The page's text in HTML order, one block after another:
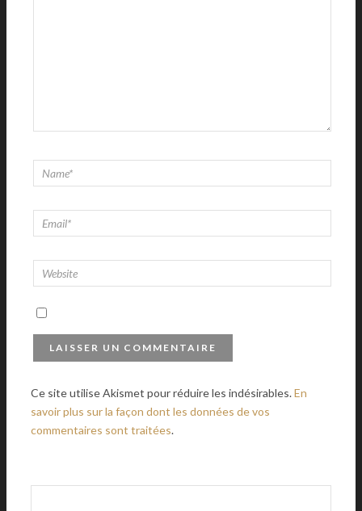
Ce site utilise Akismet pour réduire les indésirables.En
savoir plus sur la façon dont les données de vos
commentaires sont traitées.